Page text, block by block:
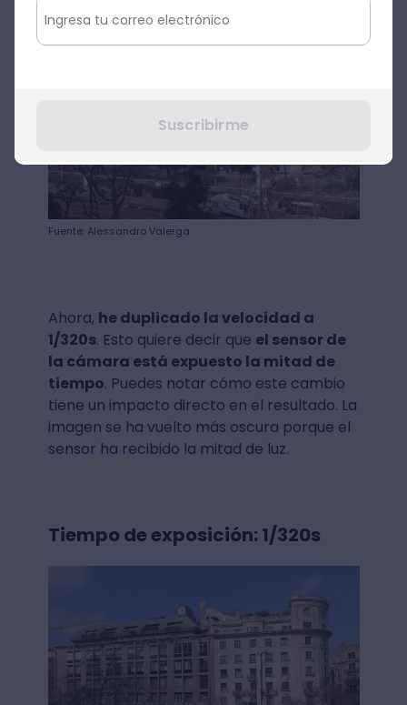
Fuente: Alessandro Valerga
Ahora, he duplicado la velocidad a
1/320s. Esto quiere decir que el sensor de
la cámara está expuesto la mitad de
tiempo. Puedes notar cómo este cambio
tiene un impacto directo en el resultado. La
imagen se ha vuelto más oscura porque el
sensor ha recibido la mitad de luz.
Tiempo de exposición: 1/320s
Suscribirme